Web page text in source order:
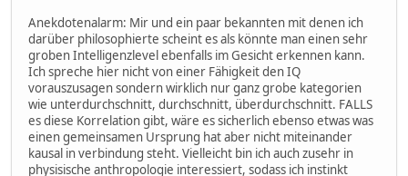
Anekdotenalarm: Mir und ein paar bekannten mit denen ich
darüber philosophierte scheint es als könnte man einen sehr
groben Intelligenzlevel ebenfalls im Gesicht erkennen kann.
Ich spreche hier nicht von einer Fähigkeit den IQ
vorauszusagen sondern wirklich nur ganz grobe kategorien
wie unterdurchschnitt, durchschnitt, überdurchschnitt. FALLS
es diese Korrelation gibt, wäre es sicherlich ebenso etwas was
einen gemeinsamen Ursprung hat aber nicht miteinander
kausal in verbindung steht. Vielleicht bin ich auch zusehr in
physisische anthropologie interessiert, sodass ich instinkt